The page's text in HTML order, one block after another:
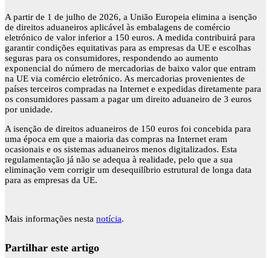
A partir de 1 de julho de 2026, a União Europeia elimina a isenção
de direitos aduaneiros aplicável às embalagens de comércio
eletrónico de valor inferior a 150 euros. A medida contribuirá para
garantir condições equitativas para as empresas da UE e escolhas
seguras para os consumidores, respondendo ao aumento
exponencial do número de mercadorias de baixo valor que entram
na UE via comércio eletrónico. As mercadorias provenientes de
países terceiros compradas na Internet e expedidas diretamente para
os consumidores passam a pagar um direito aduaneiro de 3 euros
por unidade.
A isenção de direitos aduaneiros de 150 euros foi concebida para
uma época em que a maioria das compras na Internet eram
ocasionais e os sistemas aduaneiros menos digitalizados. Esta
regulamentação já não se adequa à realidade, pelo que a sua
eliminação vem corrigir um desequilíbrio estrutural de longa data
para as empresas da UE.
Mais informações nesta notícia.
Partilhar este artigo